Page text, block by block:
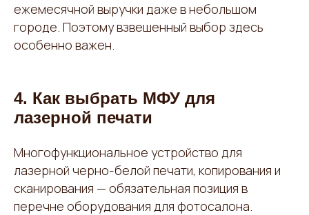
ежемесячной выручки даже в небольшом
городе. Поэтому взвешенный выбор здесь
особенно важен.
4. Как выбрать МФУ для
лазерной печати
Многофункциональное устройство для
лазерной черно-белой печати, копирования и
сканирования — обязательная позиция в
перечне оборудования для фотосалона.